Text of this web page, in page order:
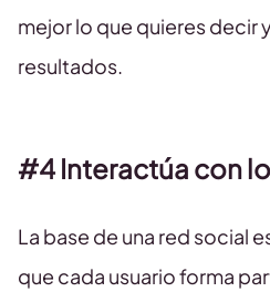
mejor lo que quieres decir
resultados.
#4 Interactúa con
La base de una red social
que cada usuario forma